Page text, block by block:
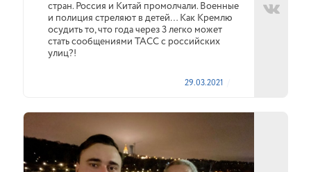
стран. Россия и Китай промолчали. Военные
и полиция стреляют в детей… Как Кремлю
осудить то, что года через 3 легко может
стать сообщениями ТАСС с российских
улиц?!
29.03.2021